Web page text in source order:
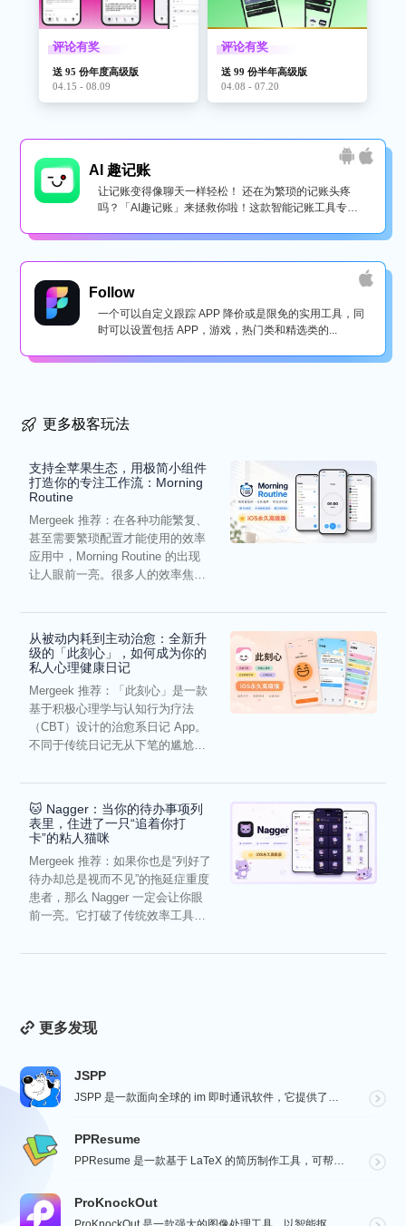
评论有奖
送 95 份年度高级版
04.15 - 08.09
评论有奖
送 99 份半年高级版
04.08 - 07.20
AI 趣记账
让记账变得像聊天一样轻松！ 还在为繁琐的记账头疼
吗？「AI趣记账」来拯救你啦！这款智能记账工具专为
Follow
一个可以自定义跟踪 APP 降价或是限免的实用工具，同
时可以设置包括 APP，游戏，热门类和精选类的...
更多极客玩法
支持全苹果生态，用极简小组件
打造你的专注工作流：Morning
Routine
Mergeek 推荐：在各种功能繁复、
甚至需要繁琐配置才能使用的效率
应用中，Morning Routine 的出现
让人眼前一亮。很多人的效率焦
从被动内耗到主动治愈：全新升
级的「此刻心」，如何成为你的
私人心理健康日记
Mergeek 推荐：「此刻心」是一款
基于积极心理学与认知行为疗法
（CBT）设计的治愈系日记 App。
不同于传统日记无从下笔的尴尬，
🐱 Nagger：当你的待办事项列
表里，住进了一只“追着你打
卡”的粘人猫咪
Mergeek 推荐：如果你也是“列好了
待办却总是视而不见”的拖延症重度
患者，那么 Nagger 一定会让你眼
前一亮。它打破了传统效率工具冰
更多发现
JSPP
JSPP 是一款面向全球的 im 即时通讯软件，它提供了安全、稳定、高效的通讯服务，免费音视频通话，...
PPResume
PPResume 是一款基于 LaTeX 的简历制作工具，可帮助用户在几分钟内快速制作精美、排版良好...
ProKnockOut